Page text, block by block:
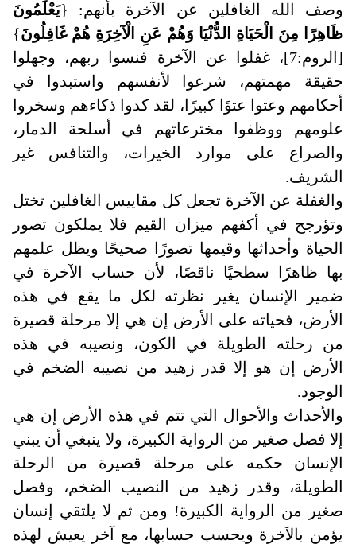
وصف الله الغافلين عن الآخرة بأنهم: {يَعْلَمُونَ
ظَاهِرًا مِنَ الْحَيَاةِ الدُّنْيَا وَهُمْ عَنِ الْآخِرَةِ هُمْ غَافِلُونَ}
[الروم:7]، غفلوا عن الآخرة فنسوا ربهم، وجهلوا
حقيقة مهمتهم، شرعوا لأنفسهم واستبدوا في
أحكامهم وعتوا عتوًا كبيرًا، لقد كدوا ذكاءهم وسخروا
علومهم ووظفوا مخترعاتهم في أسلحة الدمار،
والصراع على موارد الخيرات، والتنافس غير
الشريف.
والغفلة عن الآخرة تجعل كل مقاييس الغافلين تختل
وتؤرجح في أكفهم ميزان القيم فلا يملكون تصور
الحياة وأحداثها وقيمها تصورًا صحيحًا ويظل علمهم
بها ظاهرًا سطحيًا ناقصًا، لأن حساب الآخرة في
ضمير الإنسان يغير نظرته لكل ما يقع في هذه
الأرض، فحياته على الأرض إن هي إلا مرحلة قصيرة
من رحلته الطويلة في الكون، ونصيبه في هذه
الأرض إن هو إلا قدر زهيد من نصيبه الضخم في
الوجود.
والأحداث والأحوال التي تتم في هذه الأرض إن هي
إلا فصل صغير من الرواية الكبيرة، ولا ينبغي أن يبني
الإنسان حكمه على مرحلة قصيرة من الرحلة
الطويلة، وقدر زهيد من النصيب الضخم، وفصل
صغير من الرواية الكبيرة! ومن ثم لا يلتقي إنسان
يؤمن بالآخرة ويحسب حسابها، مع آخر يعيش لهذه